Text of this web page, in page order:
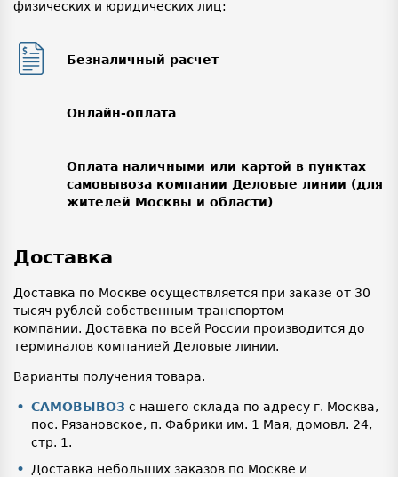
физических и юридических лиц:
Безналичный расчет
Онлайн-оплата
Оплата наличными или картой в пунктах
самовывоза компании Деловые линии (для
жителей Москвы и области)
Доставка
Доставка по Москве осуществляется при заказе от 30
тысяч рублей собственным транспортом
компании. Доставка по всей России производится до
терминалов компанией Деловые линии.
Варианты получения товара.
САМОВЫВОЗ с нашего склада по адресу г. Москва,
пос. Рязановское, п. Фабрики им. 1 Мая, домовл. 24,
стр. 1.
Доставка небольших заказов по Москве и